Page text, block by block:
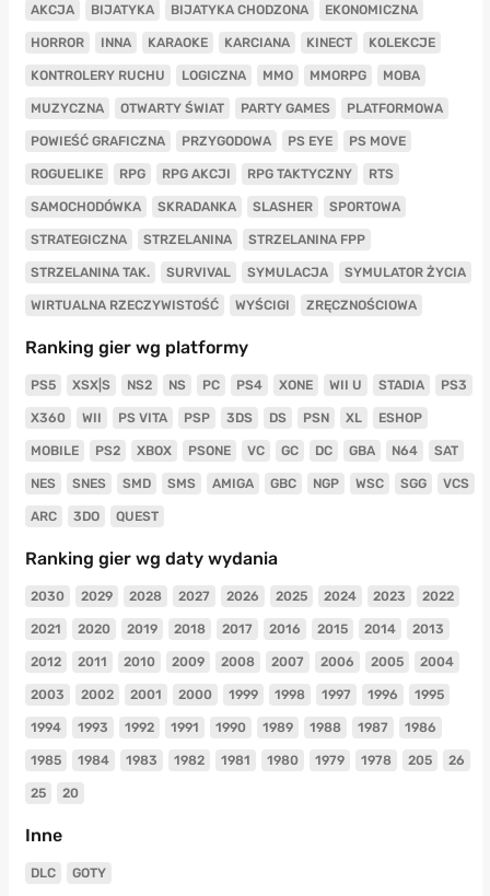
AKCJA BIJATYKA BIJATYKA CHODZONA EKONOMICZNA
HORROR INNA KARAOKE KARCIANA KINECT KOLEKCJE
KONTROLERY RUCHU LOGICZNA MMO MMORPG MOBA
MUZYCZNA OTWARTY ŚWIAT PARTY GAMES PLATFORMOWA
POWIEŚĆ GRAFICZNA PRZYGODOWA PS EYE PS MOVE
ROGUELIKE RPG RPG AKCJI RPG TAKTYCZNY RTS
SAMOCHODÓWKA SKRADANKA SLASHER SPORTOWA
STRATEGICZNA STRZELANINA STRZELANINA FPP
STRZELANINA TAK. SURVIVAL SYMULACJA SYMULATOR ŻYCIA
WIRTUALNA RZECZYWISTOŚĆ WYŚCIGI ZRĘCZNOŚCIOWA
Ranking gier wg platformy
PS5 XSX|S NS2 NS PC PS4 XONE WII U STADIA PS3
X360 WII PS VITA PSP 3DS DS PSN XL ESHOP
MOBILE PS2 XBOX PSONE VC GC DC GBA N64 SAT
NES SNES SMD SMS AMIGA GBC NGP WSC SGG VCS
ARC 3DO QUEST
Ranking gier wg daty wydania
2030 2029 2028 2027 2026 2025 2024 2023 2022
2021 2020 2019 2018 2017 2016 2015 2014 2013
2012 2011 2010 2009 2008 2007 2006 2005 2004
2003 2002 2001 2000 1999 1998 1997 1996 1995
1994 1993 1992 1991 1990 1989 1988 1987 1986
1985 1984 1983 1982 1981 1980 1979 1978 205 26
25 20
Inne
DLC GOTY